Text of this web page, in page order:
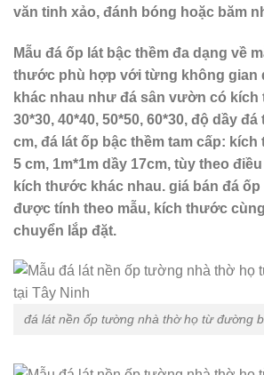
văn tinh xảo, đánh bóng hoặc băm
Mẫu đá ốp lát bậc thềm đa dạng về
thước phù hợp với từng không gian
khác nhau như đá sân vườn có kích
30*30, 40*40, 50*50, 60*30, độ dầy
cm, đá lát ốp bậc thềm tam cấp:
5 cm, 1m*1m dầy 17cm, tùy theo
kích thước khác nhau. giá bán đá
được tính theo mẫu, kích thước
chuyển lắp đặt.
đá lát nền ốp tường nhà thờ họ từ đường